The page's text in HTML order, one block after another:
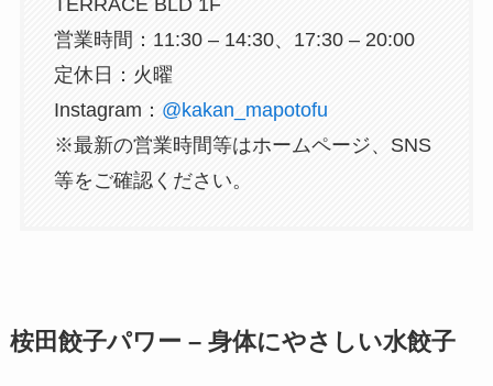
営業時間：11:30 – 14:30、17:30 – 20:00
定休日：火曜
Instagram： @kakan_mapotofu
※最新の営業時間等はホームページ、SNS
等をご確認ください。
桉田餃子パワー – 身体にやさしい水餃子